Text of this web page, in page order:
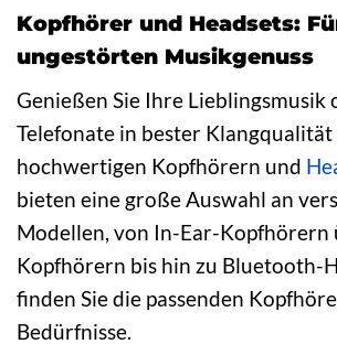
Kopfhörer und Headsets:
ungestörten Musikgenuss
Genießen Sie Ihre Lieblingsmusik
Telefonate in bester
hochwertigen Kopfhörern und
bieten eine große Auswahl an
Modellen, von In-Ear-Kopfhörern
Kopfhörern bis hin zu Bluetooth-
finden Sie die passenden
Bedürfnisse.